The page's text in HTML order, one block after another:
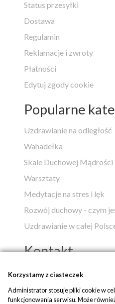
Status przesyłki
Dostawa
Regulamin
Reklamacje i zwroty
Płatności
Edytuj zgody cookie
Popularne
Uzdrawianie na odległość
Wahadełka
Skale Duchowej Mądrości
Warsztaty
Medytacje na stres i lęk
Rozwój duchowy - czym
Uzdrawianie w całej
Kontakt
Popko - Centrum
ul. Piaskowa 1
Korzystamy z ciasteczek
Administrator stosuje pliki cookie w
funkcjonowania serwisu. Może